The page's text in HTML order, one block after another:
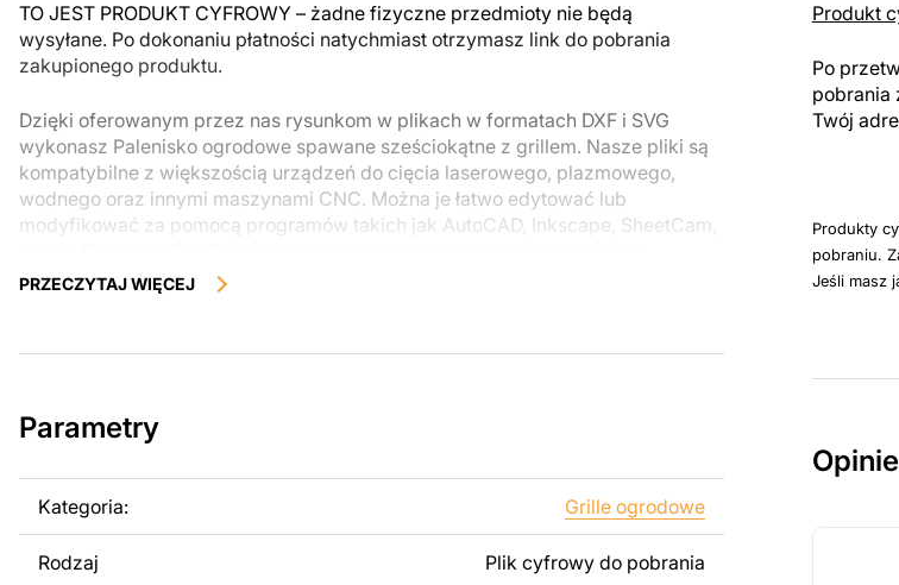
TO JEST PRODUKT CYFROWY – żadne fizyczne przedmioty nie będą
wysyłane. Po dokonaniu płatności natychmiast otrzymasz link do pobrania
zakupionego produktu.
Dzięki oferowanym przez nas rysunkom w plikach w formatach DXF i SVG
wykonasz Palenisko ogrodowe spawane sześciokątne z grillem. Nasze pliki są
kompatybilne z większością urządzeń do cięcia laserowego, plazmowego,
wodnego oraz innymi maszynami CNC. Można je łatwo edytować lub
modyfikować za pomocą programów takich jak AutoCAD, Inkscape, SheetCam,
zostały zaprojektowane z myślą o nowoczesnej estetyce i łatwym montażu, aby
Można używać tych plików do tworzenia gotowych produktów zarówno do
odsprzedaż lub udostępnianie oryginalnych bądź zmodyfikowanych plików jest
PRZECZYTAJ WIĘCEJ
Parametry
Kategoria: Grille ogrodowe
Rodzaj Plik cyfrowy do pobrania
Produkt
Po
pobrania
Twój
Produkty
pobraniu.
Jeśli masz
Opinie